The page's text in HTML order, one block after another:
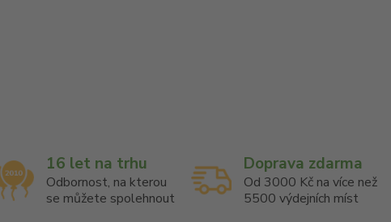
16 let na trhu
Odbornost, na kterou
se můžete spolehnout
Doprava zdarma
Od 3000 Kč na více než
5500 výdejních míst